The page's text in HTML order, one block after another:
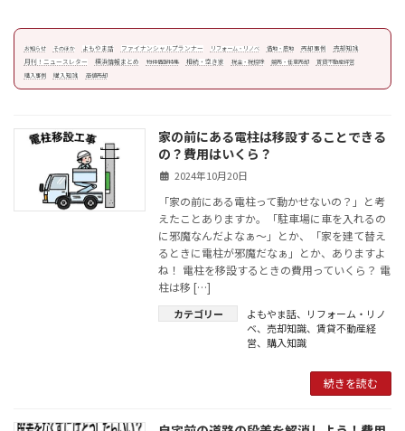
お知らせ そのほか よもやま話 ファイナンシャルプランナー リフォーム・リノベ 借地・底地 売却事例
売却知識
月刊！ニュースレター
横浜情報まとめ 物件情報特集 相続・空き家 税金・税控除 競売・任意売却
賃貸不動産経営
購入事例
購入知識 高値売却
家の前にある電柱は移設することできる
の？費用はいくら？
2024年10月20日
「家の前にある電柱って動かせないの？」と考
えたことありますか。「駐車場に車を入れるの
に邪魔なんだよなぁ～」とか、「家を建て替え
るときに電柱が邪魔だなぁ」とか、ありますよ
ね！ 電柱を移設するときの費用っていくら？ 電
柱は移 […]
カテゴリー よもやま話、
リフォーム・リノ
ベ、 売却知識、賃貸不動産経
営、 購入知識
続きを読む